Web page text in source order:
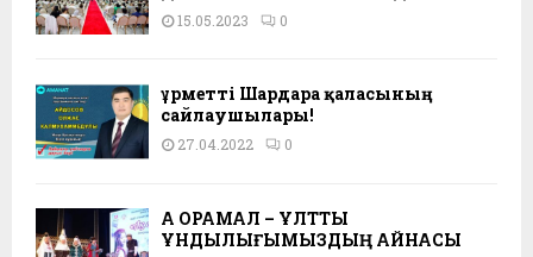
15.05.2023 0
Құрметті Шардара қаласының
сайлаушылары!
27.04.2022 0
АҚ ОРАМАЛ – ҰЛТТЫҚ
ҚҰНДЫЛЫҒЫМЫЗДЫҢ АЙНАСЫ